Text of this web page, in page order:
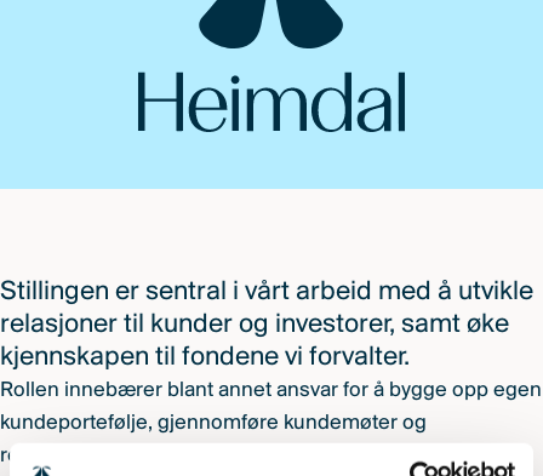
Stillingen er sentral i vårt arbeid med å utvikle
relasjoner til kunder og investorer, samt øke
kjennskapen til fondene vi forvalter.
Rollen innebærer blant annet ansvar for å bygge opp egen
kundeportefølje, gjennomføre kundemøter og
representere våre fond ut mot markedet i tett samarbeid